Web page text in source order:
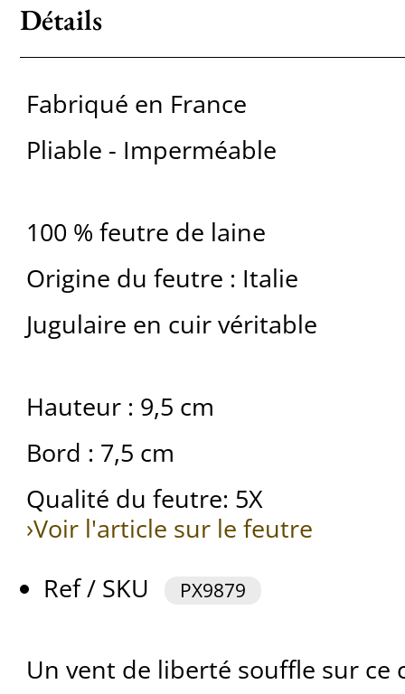
Détails
Fabriqué en France
Pliable - Imperméable
100 % feutre de laine
Origine du feutre : Italie
Jugulaire en cuir véritable
Hauteur : 9,5 cm
Bord : 7,5 cm
Qualité du feutre: 5X
›Voir l'article sur le feutre
Ref / SKU
PX9879
Un vent de liberté souffle sur ce